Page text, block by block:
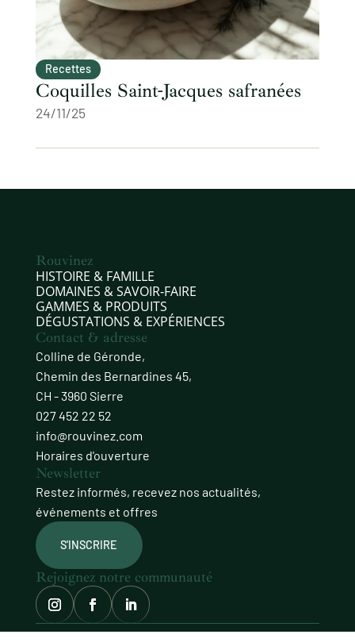
Recettes
Coquilles Saint-Jacques safranées
24/11/25
Rouvinez
HISTOIRE & FAMILLE
DOMAINES & SAVOIR‑FAIRE
GAMMES & PRODUITS
DÉGUSTATIONS & EXPÉRIENCES
Contact & adresse
Colline de Géronde,
Chemin des Bernardines 45,
CH - 3960 Sierre
027 452 22 52
info@rouvinez.com
Horaires d'ouverture
Newsletter
Restez informés, recevez nos actualités,
événements et offres
S'INSCRIRE
Rejoignez notre communauté